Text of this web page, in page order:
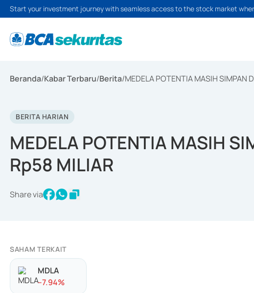
Start your investment journey with seamless access to the stock market
Beranda/Kabar Terbaru/Berita/MEDELA POTENTIA MASIH SIMPAN
BERITA HARIAN
MEDELA POTENTIA MASIH
Rp58 MILIAR
Share via
SAHAM TERKAIT
MDLA
--7.94%